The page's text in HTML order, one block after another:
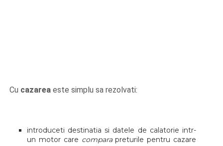
Cu cazareaeste simplu sa rezolvati:
introduceti destinatia si datele de calatorie intr-
un motor care comparapreturile pentru cazare